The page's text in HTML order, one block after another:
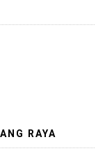
RAYA